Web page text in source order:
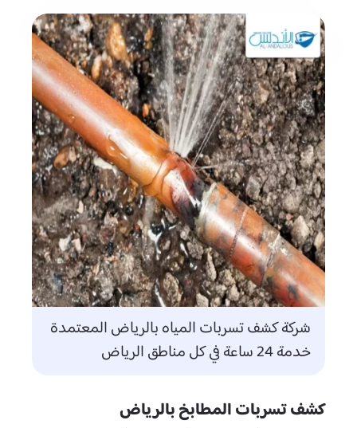
شركة كشف تسربات المياه بالرياض المعتمدة
خدمة 24 ساعة في كل مناطق الرياض
كشف تسربات المطابخ بالرياض